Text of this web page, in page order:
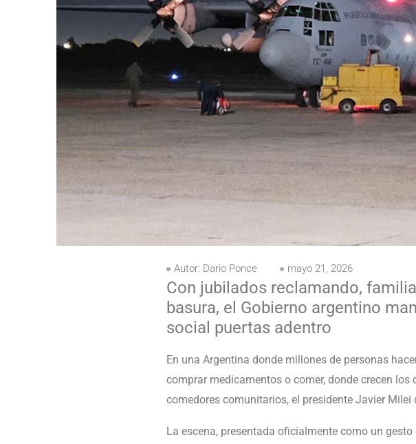
Autor: Dario Ponce mayo 21, 2026
Con jubilados reclamando,
basura, el Gobierno argentino
social puertas adentro
En una Argentina donde millones de personas
comprar medicamentos o comer, donde crecen
comedores comunitarios, el presidente Javier
La escena, presentada oficialmente como un